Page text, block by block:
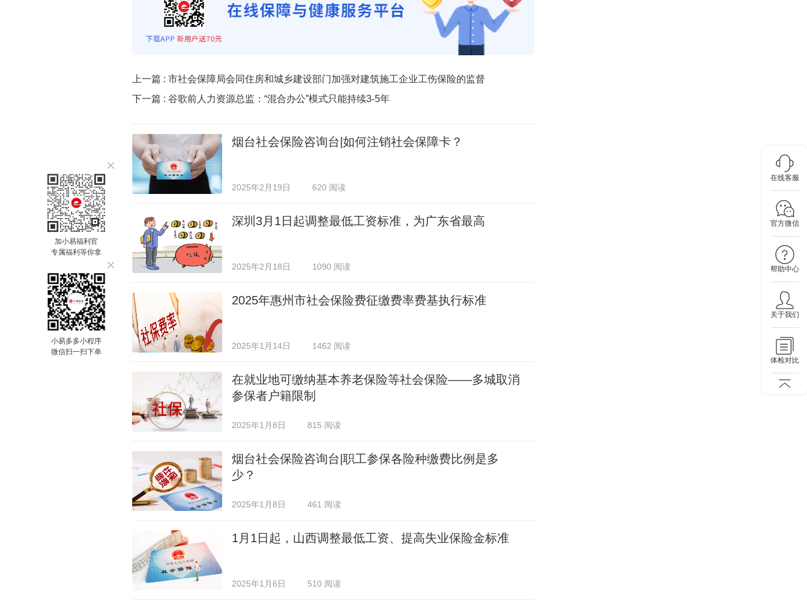
在线客服
官方微信
帮助中心
关于我们
体检对比
加小易福利官
专属福利等你拿
小易多多小程序
微信扫一扫下单
上一篇 : 市社会保障局会同住房和城乡建设部门加强对建筑施工企业工伤保险的监督
下一篇 : 谷歌前人力资源总监：“混合办公”模式只能持续3-5年
烟台社会保险咨询台|如何注销社会保障卡？
2025年2月19日 620 阅读
深圳3月1日起调整最低工资标准，为广东省最高
2025年2月18日 1090 阅读
2025年惠州市社会保险费征缴费率费基执行标准
2025年1月14日 1462 阅读
在就业地可缴纳基本养老保险等社会保险——多城取消
参保者户籍限制
2025年1月8日 815 阅读
烟台社会保险咨询台|职工参保各险种缴费比例是多
少？
2025年1月8日 461 阅读
1月1日起，山西调整最低工资、提高失业保险金标准
2025年1月6日 510 阅读